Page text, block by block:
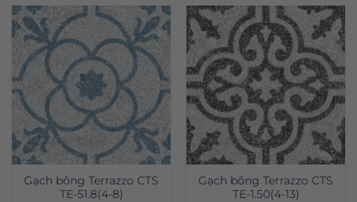
Gạch bông Terrazzo CTS
TE-51.8(4-8)
Gạch bông Terrazzo CTS
TE-1.50(4-13)